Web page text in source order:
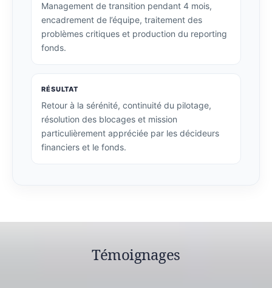
Management de transition pendant 4 mois,
encadrement de l’équipe, traitement des
problèmes critiques et production du reporting
fonds.
RÉSULTAT
Retour à la sérénité, continuité du pilotage,
résolution des blocages et mission
particulièrement appréciée par les décideurs
financiers et le fonds.
Témoignages